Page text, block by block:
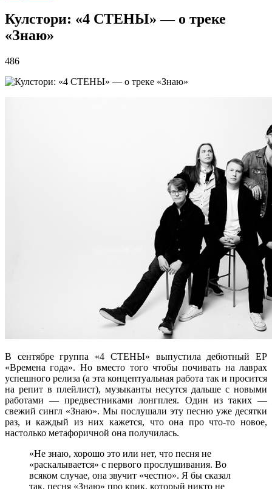
Кулстори: «4 СТЕНЫ» — о треке
«Знаю»
486
В сентябре группа «4 СТЕНЫ» выпустила дебютный EP
«Времена года». Но вместо того чтобы почивать на лаврах
успешного релиза (а эта концептуальная работа так и просится
на репит в плейлист), музыканты несутся дальше с новыми
работами — предвестниками лонгплея. Один из таких —
свежий сингл «Знаю». Мы послушали эту песню уже десятки
раз, и каждый из них кажется, что она про что-то новое,
настолько метафоричной она получилась.
«Не знаю, хорошо это или нет, что песня не
«раскалывается» с первого прослушивания. Во
всяком случае, она звучит «честно». Я бы сказал
так, песня «Знаю» про крик, который никто не